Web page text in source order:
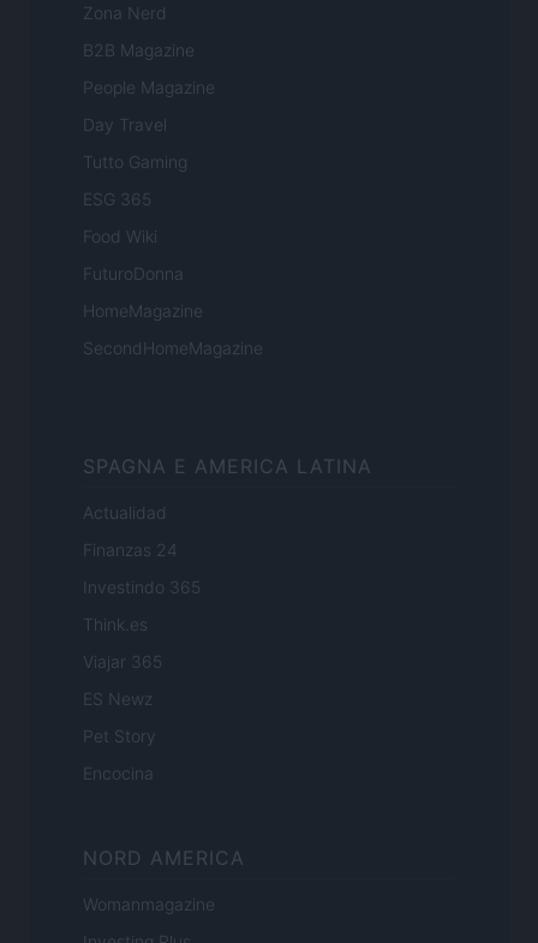
Zona Nerd
B2B Magazine
People Magazine
Day Travel
Tutto Gaming
ESG 365
Food Wiki
FuturoDonna
HomeMagazine
SecondHomeMagazine
SPAGNA E AMERICA LATINA
Actualidad
Finanzas 24
Investindo 365
Think.es
Viajar 365
ES Newz
Pet Story
Encocina
NORD AMERICA
Womanmagazine